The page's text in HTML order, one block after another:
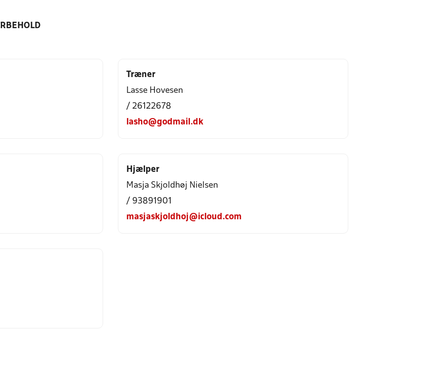
Træner
Lasse Hovesen
/ 26122678
lasho@godmail.dk
Hjælper
Masja Skjoldhøj Nielsen
/ 93891901
masjaskjoldhoj@icloud.com